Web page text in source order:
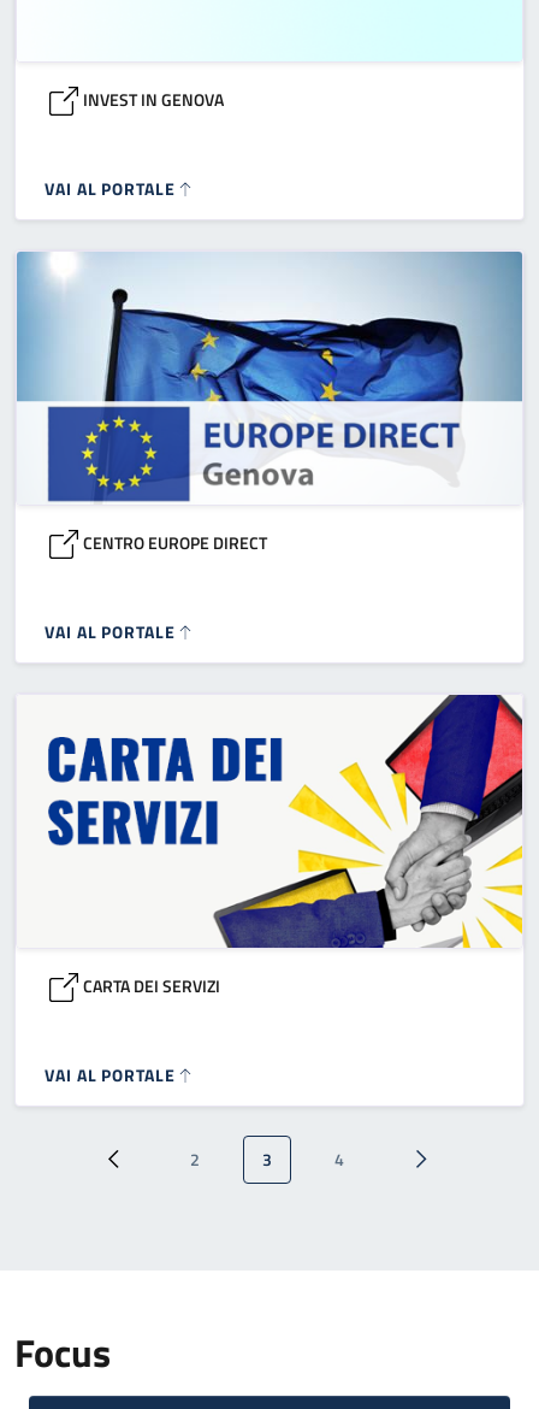
INVEST IN GENOVA
VAI AL PORTALE
CENTRO EUROPE DIRECT
VAI AL PORTALE
CARTA DEI SERVIZI
VAI AL PORTALE
Paginazione
Pagina precedente
Pagina
2 Pagina attuale
3 Pagina
4 Pagina
Focus